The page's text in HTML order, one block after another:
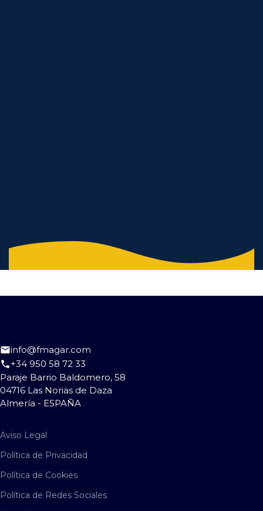
info@fmagar.com
+34 950 58 72 33
Paraje Barrio Baldomero, 58
04716 Las Norias de Daza
Almería - ESPAÑA
Aviso Legal
Política de Privacidad
Política de Cookies
Política de Redes Sociales